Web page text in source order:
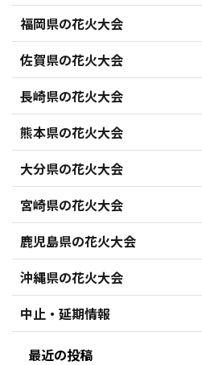
福岡県の花火大会
佐賀県の花火大会
長崎県の花火大会
熊本県の花火大会
大分県の花火大会
宮崎県の花火大会
鹿児島県の花火大会
沖縄県の花火大会
中止・延期情報
最近の投稿